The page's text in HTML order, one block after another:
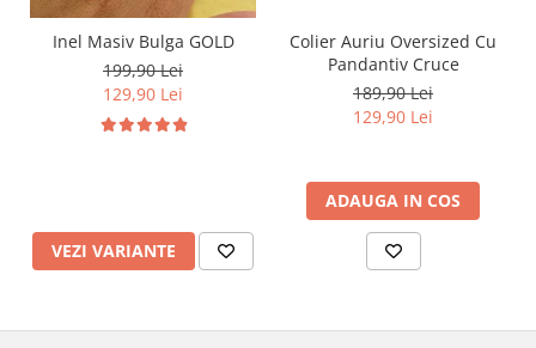
Inel Masiv Bulga GOLD
199,90 Lei
129,90 Lei
VEZI VARIANTE
Colier Auriu Oversized Cu
Pandantiv Cruce
189,90 Lei
129,90 Lei
ADAUGA IN COS